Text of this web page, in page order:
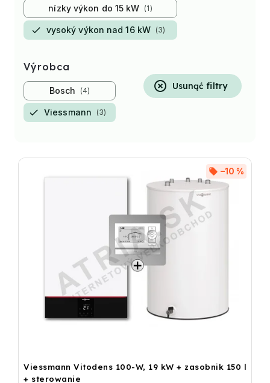
nízky výkon do 15 kW 1
vysoký výkon nad 16 kW 3
Výrobca
Bosch 4
Viessmann 3
Usunąć filtry
Viessmann Vitodens 100-W, 19 kW + zasobnik 150 l
+ sterowanie
–10 %